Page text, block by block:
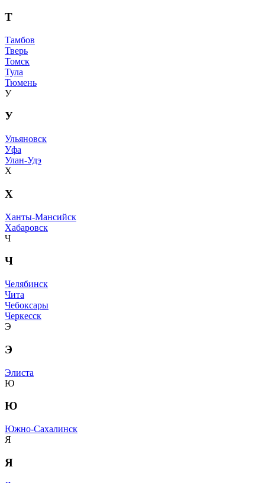
Т
Тамбов
Тверь
Томск
Тула
Тюмень
У
У
Ульяновск
Уфа
Улан-Удэ
Х
Х
Ханты-Мансийск
Хабаровск
Ч
Ч
Челябинск
Чита
Чебоксары
Черкесск
Э
Э
Элиста
Ю
Ю
Южно-Сахалинск
Я
Я